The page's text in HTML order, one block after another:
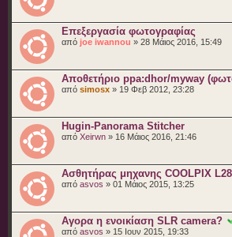
Επεξεργασία φωτογραφίας
από joe iwannou » 28 Μάιος 2016, 15:49
Αποθετήριο ppa:dhor/myway
από simosx » 19 Φεβ 2012, 23:28
Hugin-Panorama Stitcher
από Xeirwn » 16 Μάιος 2016, 21:46
Ασθητήρας μηχανης COOLPIX
από asvos » 01 Μάιος 2015, 13:25
Αγορα η ενοικίαση SLR camera?
από asvos » 15 Ιουν 2015, 19:33